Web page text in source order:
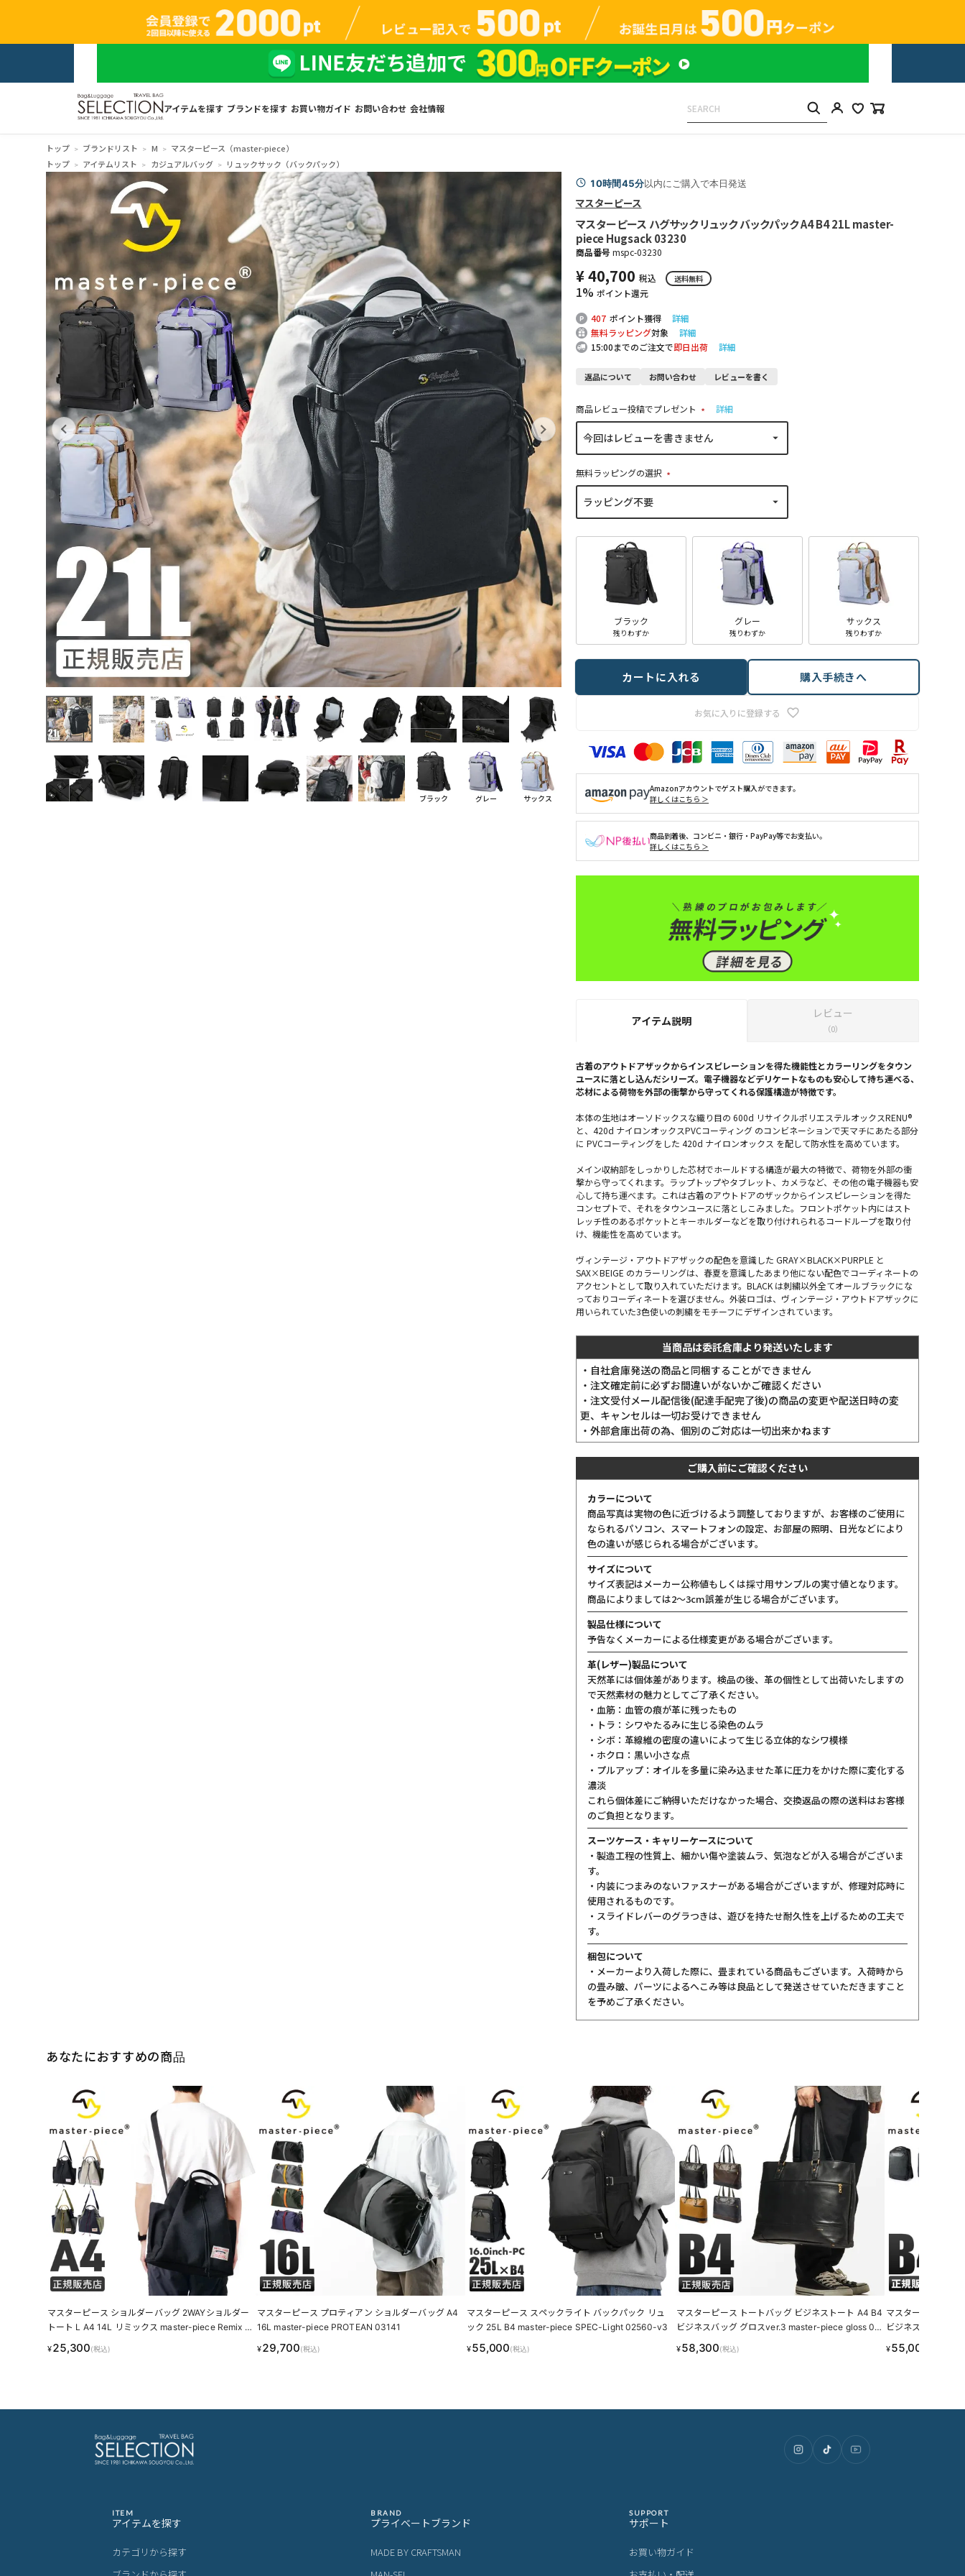
アイテムを探す ブランドを探す お買い物ガイド お問い合わせ 会社情報
トップ ブランドリスト M
マスターピース（master-piece）
トップ
アイテムリスト カジュアルバッグ リュックサック（バックパック）
ブラック グレー サックス
10時間45分以内にご購入で本日発送
マスターピース
マスターピース ハグサック リュック バックパック A4 B4 21L master-
piece Hugsack 03230
商品番号 mspc-03230
¥40,700 税込 送料無料
1% ポイント還元
407 ポイント獲得
詳細
無料ラッピング対象
詳細
15:00までのご注文で即日出荷 詳細
返品について お問い合わせ レビューを書く
商品レビュー投稿でプレゼント
(
必
)
詳細
無料ラッピングの選択
(
)
ブラック
残りわずか
グレー
残りわずか
サックス
残りわずか
お気に入りに登録する
カートに入れる 購入手続きへ
Amazonアカウントでゲスト購入ができます。
詳しくはこちら ＞
商品到着後、コンビニ・銀行・PayPay等でお支払い。
詳しくはこちら ＞
アイテム説明
レビュー
（0）
古着のアウトドアザックからインスピレーションを得た機能性とカラーリングをタウン
ユースに落とし込んだシリーズ。電子機器などデリケートなものも安心して持ち運べる、
芯材による荷物を外部の衝撃から守ってくれる保護構造が特徴です。
本体の生地はオーソドックスな織り目の 600d リサイクルポリエステルオックスRENU®
と、420d ナイロンオックスPVCコーティング のコンビネーションで天マチにあたる部分
に PVCコーティングをした 420d ナイロンオックス を配して防水性を高めています。
メイン収納部をしっかりした芯材でホールドする構造が最大の特徴で、荷物を外部の衝
撃から守ってくれます。ラップトップやタブレット、カメラなど、その他の電子機器も安
心して持ち運べます。これは古着のアウトドアのザックからインスピレーションを得た
コンセプトで、それをタウンユースに落としこみました。フロントポケット内にはスト
レッチ性のあるポケットとキーホルダーなどを取り付けれられるコードループを取り付
け、機能性を高めています。
ヴィンテージ・アウトドアザックの配色を意識した GRAY×BLACK×PURPLE と
SAX×BEIGE のカラーリングは、春夏を意識したあまり他にない配色でコーディネートの
アクセントとして取り入れていただけます。BLACK は刺繍以外全てオールブラックにな
っておりコーディネートを選びません。外装ロゴは、ヴィンテージ・アウトドアザックに
用いられていた3色使いの刺繍をモチーフにデザインされています。
当商品は委託倉庫より発送いたします
・自社倉庫発送の商品と同梱することができません
・注文確定前に必ずお間違いがないかご確認ください
・注文受付メール配信後(配達手配完了後)の商品の変更や配送日時の変
更、キャンセルは一切お受けできません
・外部倉庫出荷の為、個別のご対応は一切出来かねます
ご購入前にご確認ください
カラーについて
商品写真は実物の色に近づけるよう調整しておりますが、お客様のご使用に
なられるパソコン、スマートフォンの設定、お部屋の照明、日光などにより
色の違いが感じられる場合がございます。
サイズについて
サイズ表記はメーカー公称値もしくは採寸用サンプルの実寸値となります。
商品によりましては2〜3cm誤差が生じる場合がございます。
製品仕様について
予告なくメーカーによる仕様変更がある場合がございます。
革(レザー)製品について
天然革には個体差があります。検品の後、革の個性として出荷いたしますの
で天然素材の魅力としてご了承ください。
・血筋：血管の痕が革に残ったもの
・トラ：シワやたるみに生じる染色のムラ
・シボ：革線維の密度の違いによって生じる立体的なシワ模様
・ホクロ：黒い小さな点
・プルアップ：オイルを多量に染み込ませた革に圧力をかけた際に変化する
濃淡
これら個体差にご納得いただけなかった場合、交換返品の際の送料はお客様
のご負担となります。
スーツケース・キャリーケースについて
・製造工程の性質上、細かい傷や塗装ムラ、気泡などが入る場合がございま
す。
・内装につまみのないファスナーがある場合がございますが、修理対応時に
使用されるものです。
・スライドレバーのグラつきは、遊びを持たせ耐久性を上げるための工夫で
す。
梱包について
・メーカーより入荷した際に、畳まれている商品もございます。入荷時から
の畳み皺、パーツによるへこみ等は良品として発送させていただきますこと
を予めご了承ください。
あなたにおすすめの商品
マスターピース ショルダーバッグ 2WAYショルダー
トート L A4 14L リミックス master-piece Remix 2
89200
¥25,300(税込)
マスターピース プロティアン ショルダーバッグ A4
16L master-piece PROTEAN 03141
¥29,700(税込)
マスターピース スペックライト バックパック リュ
ック 25L B4 master-piece SPEC-Light 02560-v3
¥55,000(税込)
マスターピース トートバッグ ビジネストート A4 B4
ビジネスバッグ グロスver.3 master-piece gloss 01
643-v3
¥58,300(税込)
マスターピース リ
ビジネスバッグ ア
43083
¥55,000
ITEM
アイテムを探す
カテゴリから探す
BRAND
プライベートブランド
MADE BY CRAFTSMAN
SUPPORT
サポート
お買い物ガイド